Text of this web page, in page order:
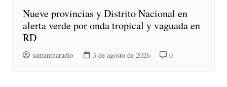
Nueve provincias y Distrito Nacional en
alerta verde por onda tropical y vaguada en
RD
samantharadio 3 de agosto de 2026 0